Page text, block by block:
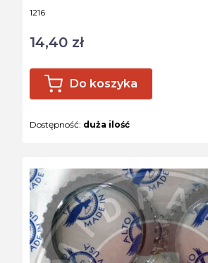
Kod produktu
1216
Cena
14,40 zł
Do koszyka
Dostępność: duża ilość